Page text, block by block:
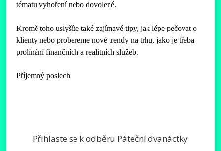
tématu vyhoření nebo dovolené.
Kromě toho uslyšíte také zajímavé tipy, jak lépe pečovat o
klienty nebo probereme nové trendy na trhu, jako je třeba
prolínání finančních a realitních služeb.
Příjemný poslech
Přihlaste se k odběru Páteční dvanáctky